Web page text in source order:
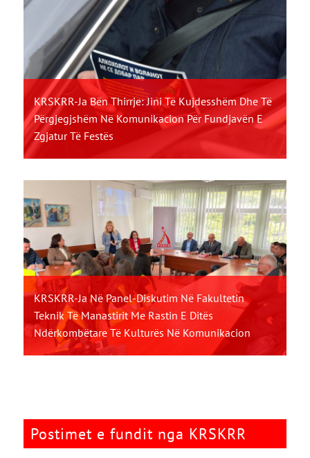
KRSKRR-Ja Bën Thirrje: Jini Të Kujdesshëm Dhe Të
Përgjegjshëm Në Komunikacion Për Fundjavën E
Zgjatur Të Festës
KRSKRR-Ja Në Panel-Diskutim Në Fakultetin
Teknik Të Manastirit Me Rastin E Ditës
Ndërkombëtare Të Kulturës Në Komunikacion
Postimet e fundit nga KRSKRR